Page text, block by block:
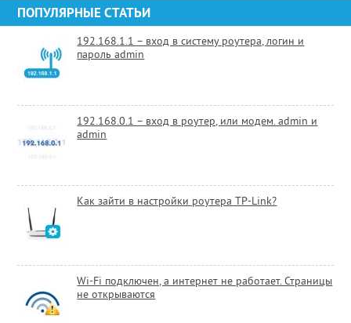
ПОПУЛЯРНЫЕ СТАТЬИ
192.168.1.1 – вход в систему роутера, логин и
пароль admin
192.168.0.1 – вход в роутер, или модем. admin и
admin
Как зайти в настройки роутера TP-Link?
Wi-Fi подключен, а интернет не работает. Страницы
не открываются